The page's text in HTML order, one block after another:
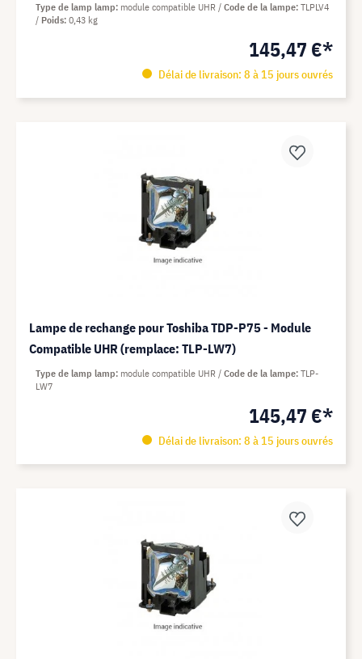
145,47 €*
Délai de livraison: 8 à 15 jours ouvrés
Type de lamp lamp module compatible UHR Code de la lampe TLPLV4
Poids 0,43 kg
Lampe de rechange pour Toshiba TDP-P75 - Module
Compatible UHR (remplace: TLP-LW7)
145,47 €*
Délai de livraison: 8 à 15 jours ouvrés
Type de lamp lamp module compatible UHR Code de la lampe TLP-
LW7